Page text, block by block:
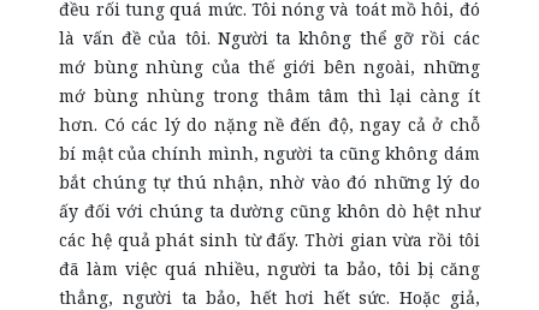
đều rối tung quá mức. Tôi nóng và toát mồ hôi, đó
là vấn đề của tôi. Người ta không thể gỡ rồi các
mớ bùng nhùng của thế giới bên ngoài, những
mớ bùng nhùng trong thâm tâm thì lại càng ít
hơn. Có các lý do nặng nề đến độ, ngay cả ở chỗ
bí mật của chính mình, người ta cũng không dám
bắt chúng tự thú nhận, nhờ vào đó những lý do
ấy đối với chúng ta dường cũng khôn dò hệt như
các hệ quả phát sinh từ đấy. Thời gian vừa rồi tôi
đã làm việc quá nhiều, người ta bảo, tôi bị căng
thẳng, người ta bảo, hết hơi hết sức. Hoặc giả,